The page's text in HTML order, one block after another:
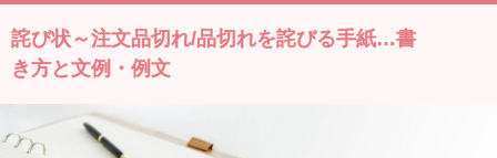
詫び状～注文品切れ/品切れを詫びる手紙…書
き方と文例・例文